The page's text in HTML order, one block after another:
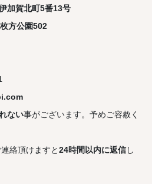
加賀北町5番13号
方公園502
ない事がございます。予めご容赦く
絡頂けますと24時間以内に返信し